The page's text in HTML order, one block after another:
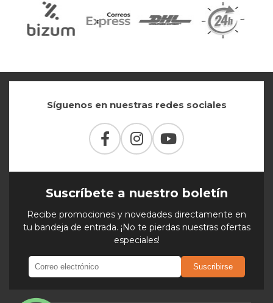
Síguenos en nuestras redes sociales
Suscríbete a nuestro boletín
Recibe promociones y novedades directamente en
tu bandeja de entrada. ¡No te pierdas nuestras ofertas
especiales!
Suscribirse